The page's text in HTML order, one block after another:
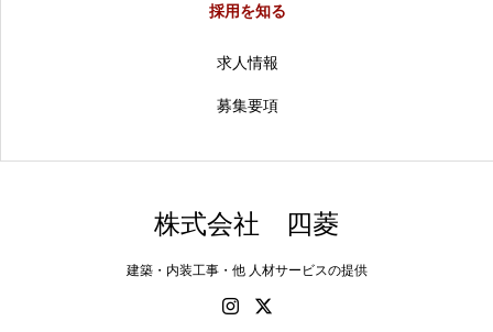
採用を知る
求人情報
募集要項
株式会社 四菱
建築・内装工事・他 人材サービスの提供